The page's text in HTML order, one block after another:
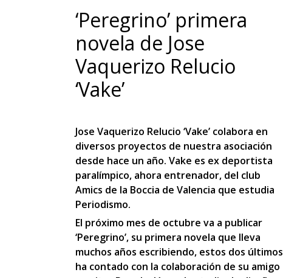
‘Peregrino’ primera
novela de Jose
Vaquerizo Relucio
‘Vake’
Jose Vaquerizo Relucio ‘Vake’ colabora en
diversos proyectos de nuestra asociación
desde hace un año. Vake es ex deportista
paralímpico, ahora entrenador, del club
Amics de la Boccia de Valencia que estudia
Periodismo.
El próximo mes de octubre va a publicar
‘Peregrino’, su primera novela que lleva
muchos años escribiendo, estos dos últimos
ha contado con la colaboración de su amigo